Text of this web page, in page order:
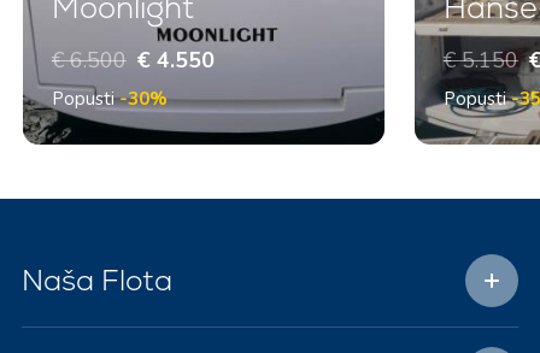
€ 6.500 € 4.550
Popusti-30%
€ 5.150
Popusti-
Naša Flota